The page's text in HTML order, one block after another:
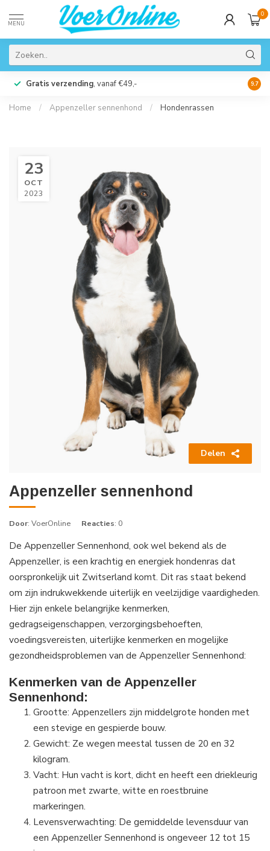
MENU
0
Gratis verzending, vanaf €49,- 9.7
Home / Appenzeller sennenhond / Hondenrassen
23
OCT
2023
Delen
Appenzeller sennenhond
Door: VoerOnline Reacties: 0
De Appenzeller Sennenhond, ook wel bekend als de
Appenzeller, is een krachtig en energiek hondenras dat
oorspronkelijk uit Zwitserland komt. Dit ras staat bekend
om zijn indrukwekkende uiterlijk en veelzijdige vaardigheden.
Hier zijn enkele belangrijke kenmerken,
gedragseigenschappen, verzorgingsbehoeften,
voedingsvereisten, uiterlijke kenmerken en mogelijke
gezondheidsproblemen van de Appenzeller Sennenhond:
Kenmerken van de Appenzeller
Sennenhond:
Grootte: Appenzellers zijn middelgrote honden met
een stevige en gespierde bouw.
Gewicht: Ze wegen meestal tussen de 20 en 32
kilogram.
Vacht: Hun vacht is kort, dicht en heeft een driekleurig
patroon met zwarte, witte en roestbruine
markeringen.
Levensverwachting: De gemiddelde levensduur van
een Appenzeller Sennenhond is ongeveer 12 tot 15